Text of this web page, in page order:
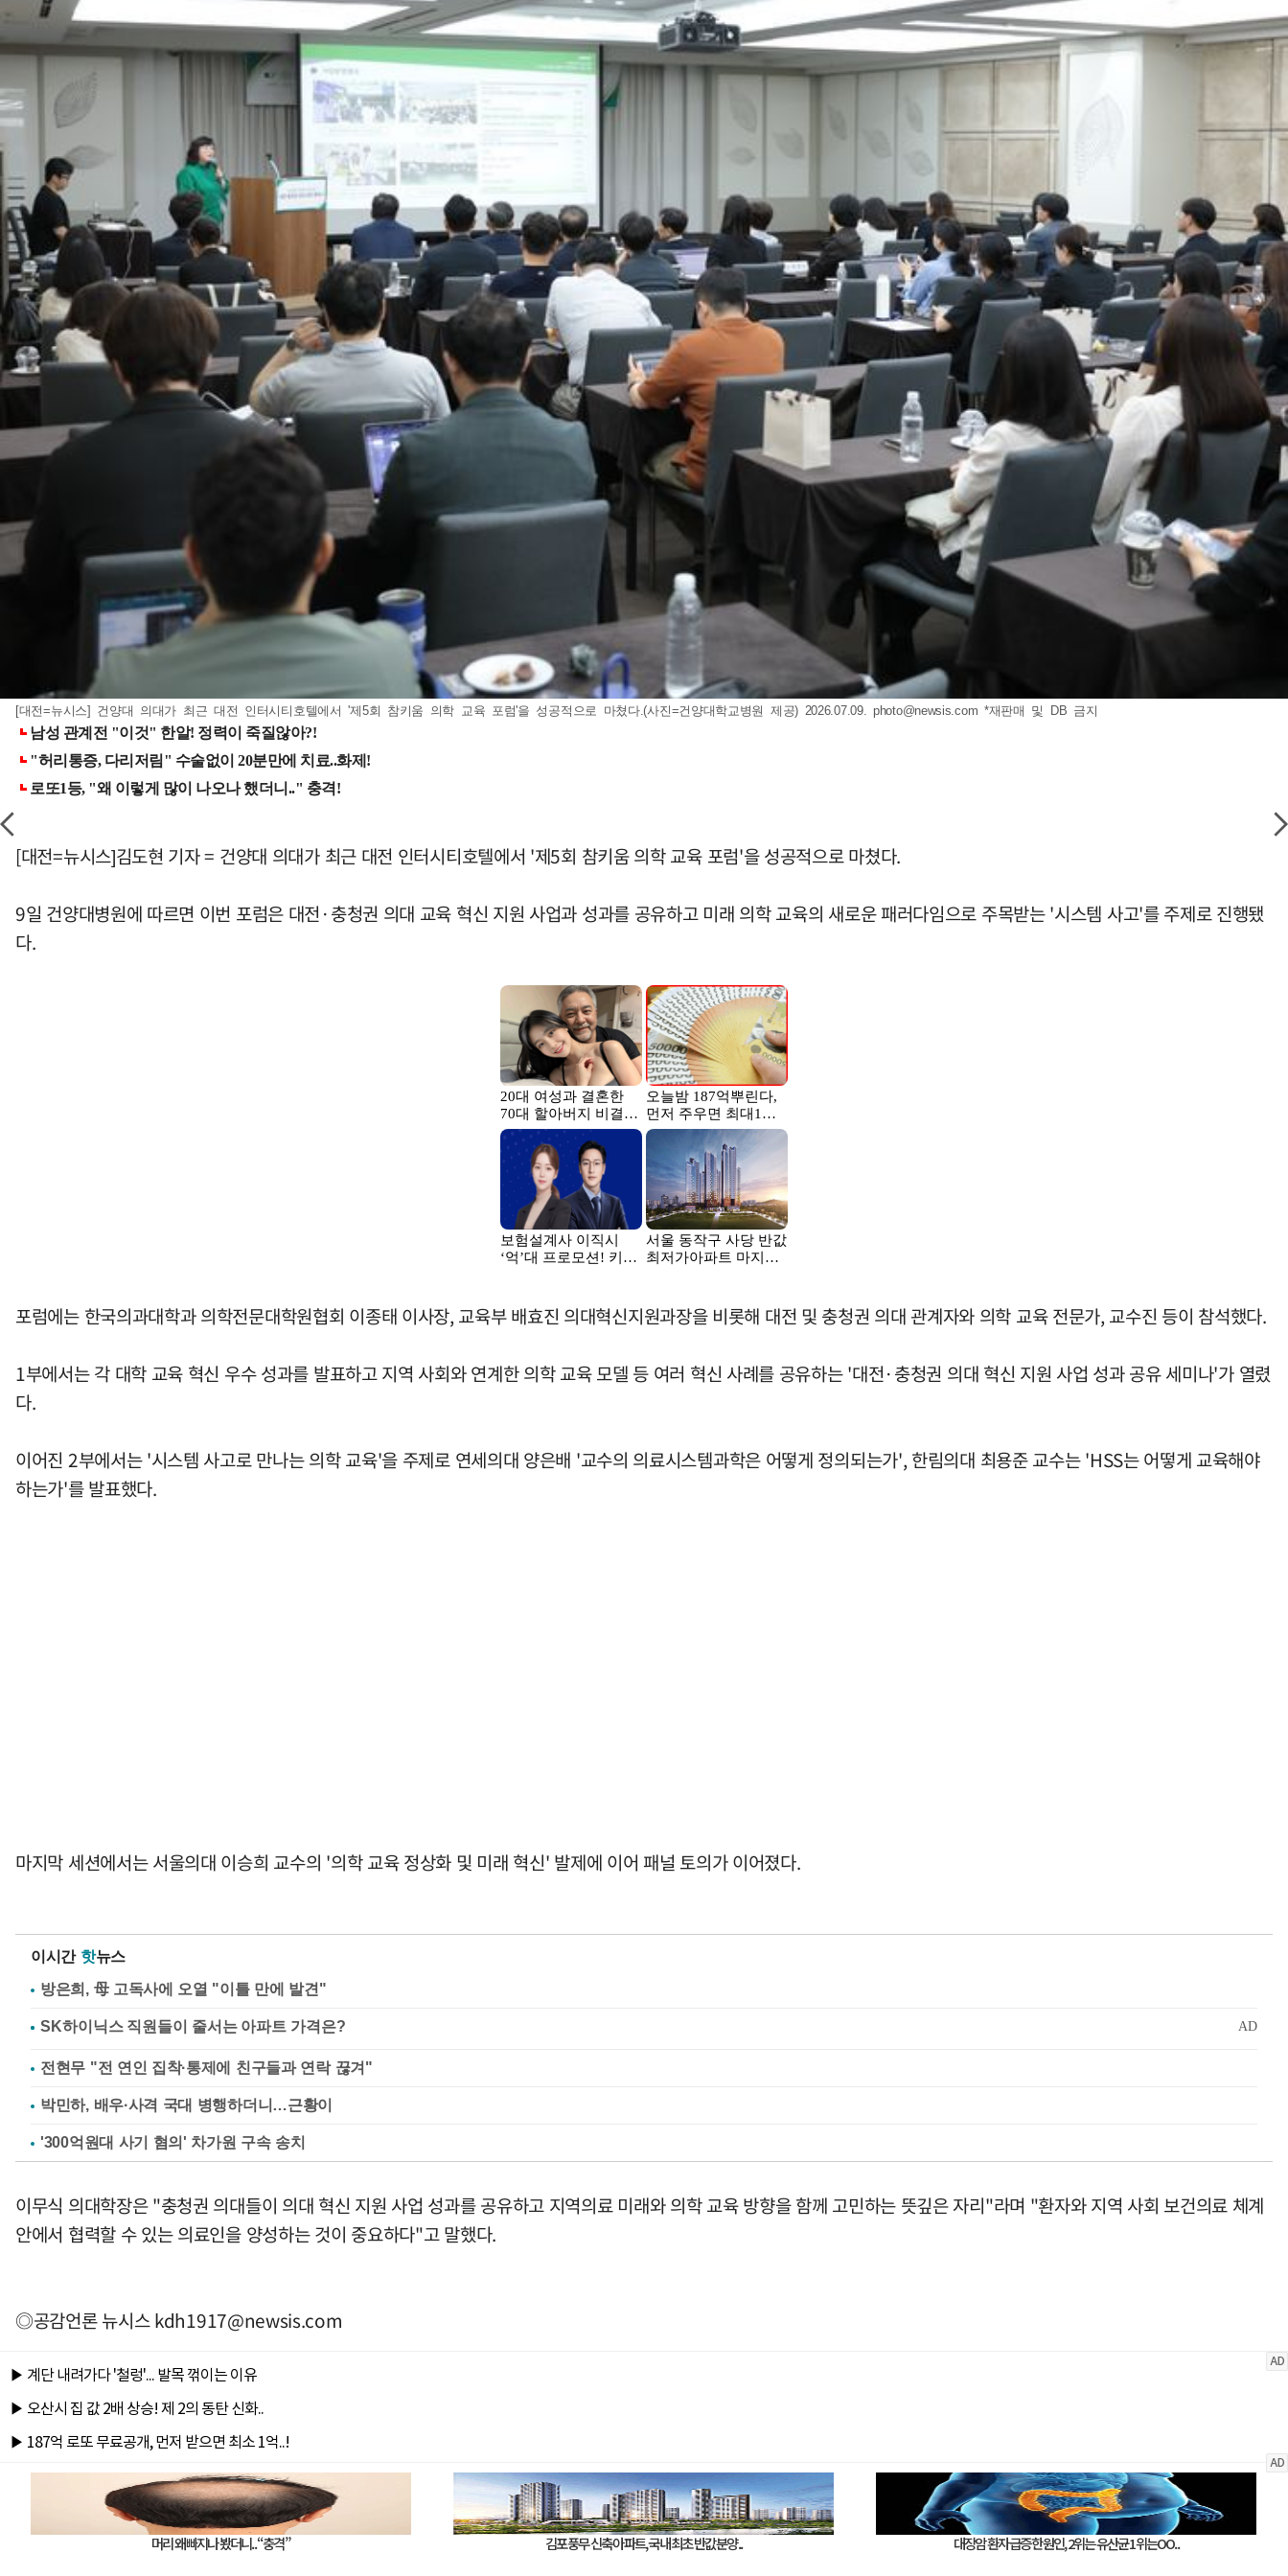
[대전=뉴시스] 건양대 의대가 최근 대전 인터시티호텔에서 '제5회 참키움 의학 교육 포럼'을 성공적으로 마쳤다.(사진=건양대학교병원 제공) 2026.07.09.photo@newsis.com *재판매 및 DB 금지
[대전=뉴시스]김도현 기자 = 건양대 의대가 최근 대전 인터시티호텔에서 '제5회 참키움 의학 교육 포럼'을 성공적으로 마쳤다.
9일 건양대병원에 따르면 이번 포럼은 대전·충청권 의대 교육 혁신 지원 사업과 성과를 공유하고 미래 의학 교육의 새로운 패러다임으로 주목받는 '시스템 사고'를 주제로 진행됐
다.
포럼에는 한국의과대학과 의학전문대학원협회 이종태 이사장, 교육부 배효진 의대혁신지원과장을 비롯해 대전 및 충청권 의대 관계자와 의학 교육 전문가, 교수진 등이 참석했다.
1부에서는 각 대학 교육 혁신 우수 성과를 발표하고 지역 사회와 연계한 의학 교육 모델 등 여러 혁신 사례를 공유하는 '대전·충청권 의대 혁신 지원 사업 성과 공유 세미나'가 열렸
다.
이어진 2부에서는 '시스템 사고로 만나는 의학 교육'을 주제로 연세의대 양은배 '교수의 의료시스템과학은 어떻게 정의되는가', 한림의대 최용준 교수는 'HSS는 어떻게 교육해야
하는가'를 발표했다.
마지막 세션에서는 서울의대 이승희 교수의 '의학 교육 정상화 및 미래 혁신' 발제에 이어 패널 토의가 이어졌다.
이시간 핫뉴스
방은희, 母 고독사에 오열 "이틀 만에 발견"
전현무 "전 연인 집착·통제에 친구들과 연락 끊겨"
박민하, 배우·사격 국대 병행하더니…근황이
'300억원대 사기 혐의' 차가원 구속 송치
이무식 의대학장은 "충청권 의대들이 의대 혁신 지원 사업 성과를 공유하고 지역의료 미래와 의학 교육 방향을 함께 고민하는 뜻깊은 자리"라며 "환자와 지역 사회 보건의료 체계
안에서 협력할 수 있는 의료인을 양성하는 것이 중요하다"고 말했다.
◎공감언론 뉴시스kdh1917@newsis.com